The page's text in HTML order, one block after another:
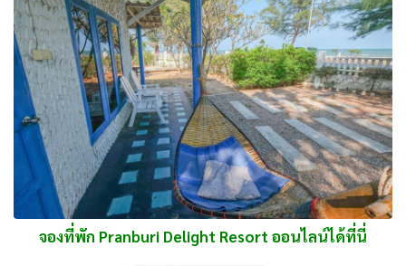
จองที่พัก Pranburi Delight Resort ออนไลน์ได้ที่นี่